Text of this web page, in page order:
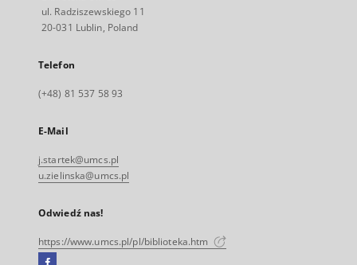
ul. Radziszewskiego 11
20-031 Lublin, Poland
Telefon
(+48) 81 537 58 93
E-Mail
j.startek@umcs.pl
u.zielinska@umcs.pl
Odwiedź nas!
https://www.umcs.pl/pl/biblioteka.htm
Facebook